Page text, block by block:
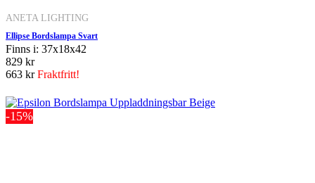
ANETA LIGHTING
Ellipse Bordslampa Svart
Finns i: 37x18x42
829 kr
663 krFraktfritt!
-15%